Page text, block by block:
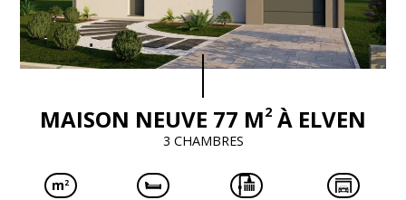
MAISON NEUVE 77 M2 À ELVEN
3 CHAMBRES